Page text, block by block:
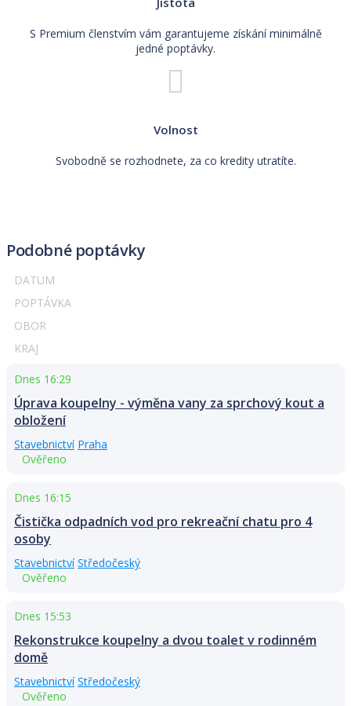
S Premium členstvím vám garantujeme získání minimálně
jedné poptávky.
Volnost
Svobodně se rozhodnete, za co kredity utratíte.
Podobné poptávky
DATUM
POPTÁVKA
OBOR
KRAJ
Dnes 16:29
Úprava koupelny - výměna vany za sprchový kout a
obložení
Stavebnictví Praha
Ověřeno
Dnes 16:15
Čistička odpadních vod pro rekreační chatu pro 4
osoby
Stavebnictví Středočeský
Ověřeno
Dnes 15:53
Rekonstrukce koupelny a dvou toalet v rodinném
domě
Stavebnictví Středočeský
Ověřeno